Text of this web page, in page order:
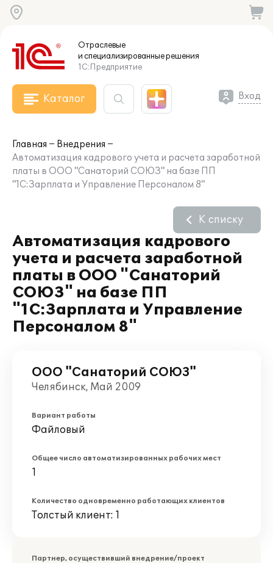
Отраслевые
и специализированныерешения
1С:Предприятие
Каталог Вход
Главная
Внедрения
Автоматизация кадрового учета и расчета заработной
платы в ООО "Санаторий СОЮЗ" на базе ПП
"1С:Зарплата и Управление Персоналом 8"
Автоматизация кадрового
учета и расчета заработной
платы в ООО "Санаторий
СОЮЗ" на базе ПП
"1С:Зарплата и Управление
Персоналом 8"
К списку
ООО "Санаторий СОЮЗ"
Челябинск, Май 2009
Вариант работы
Файловый
Общее число автоматизированных рабочих мест
1
Количество одновременно работающих клиентов
Толстый клиент: 1
Партнер, осуществивший внедрение/проект